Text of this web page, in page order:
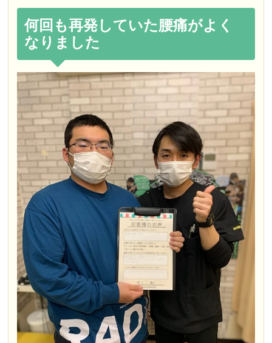
何回も再発していた腰痛がよく
なりました